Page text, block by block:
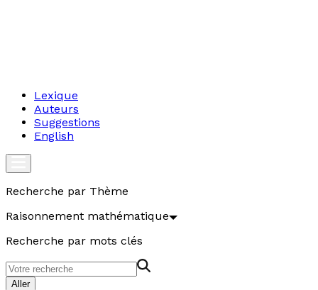
Lexique
Auteurs
Suggestions
English
Recherche par Thème
Raisonnement mathématique
Recherche par mots clés
Aller